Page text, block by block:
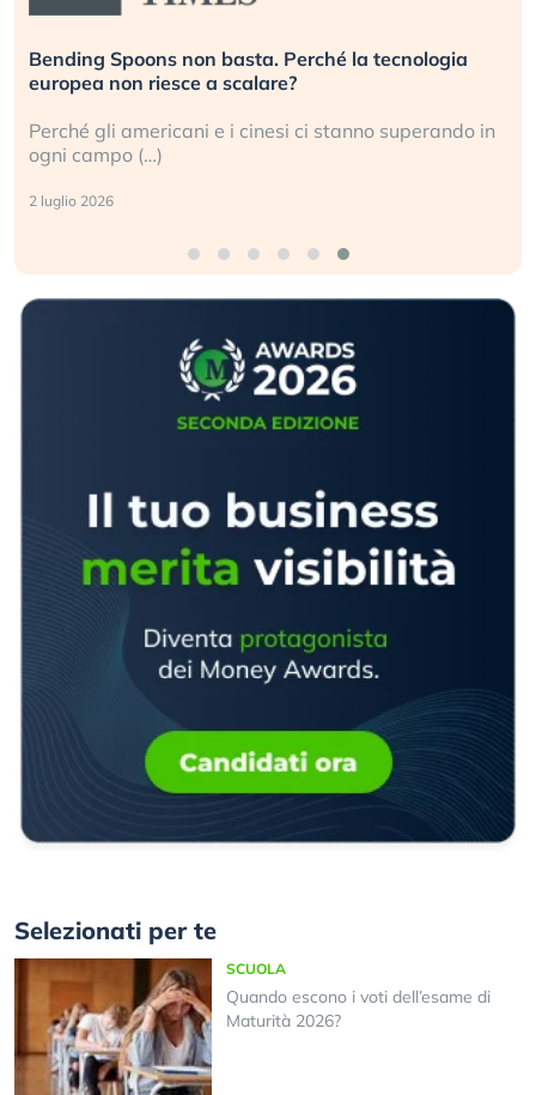
Bending Spoons non basta. Perché la tecnologia
europea non riesce a scalare?
Perché gli americani e i cinesi ci stanno superando in
ogni campo (…)
2 luglio 2026
Selezionati per te
SCUOLA
Quando escono i voti dell’esame di
Maturità 2026?